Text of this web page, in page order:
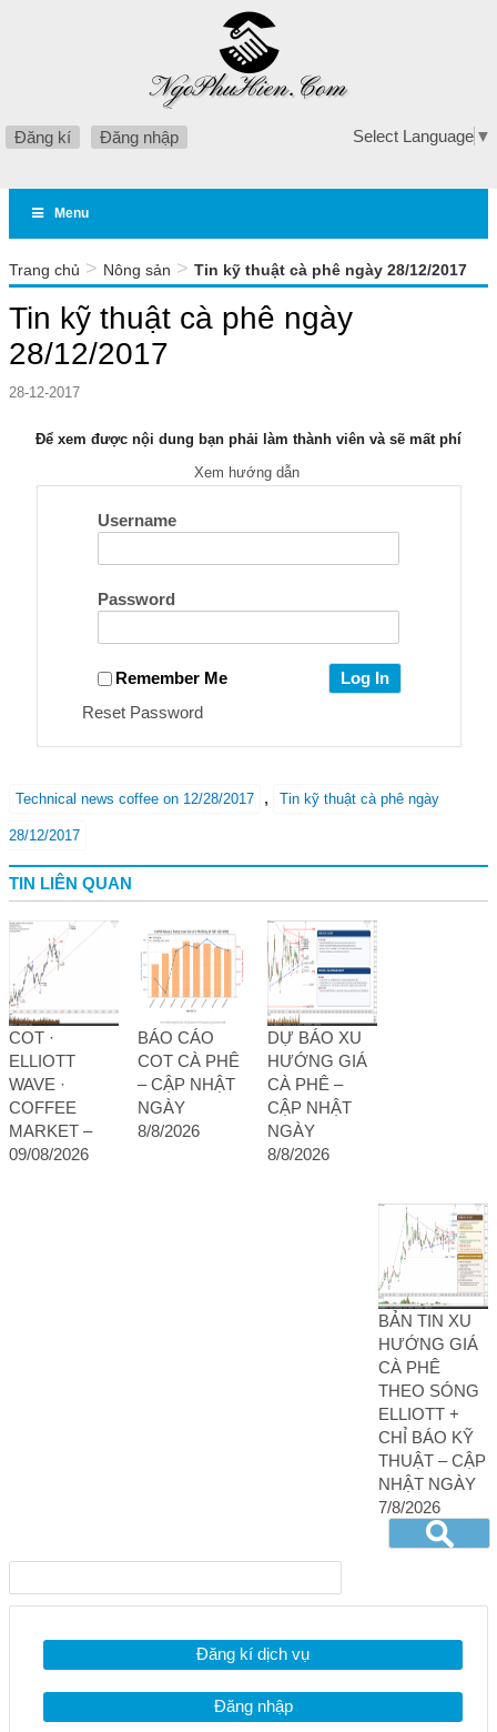
Đăng kí Đăng nhập Select Language ▼
Menu
Trang chủ > Nông sản > Tin kỹ thuật cà phê ngày 28/12/2017
Tin kỹ thuật cà phê ngày
28/12/2017
28-12-2017
Để xem được nội dung bạn phải làm thành viên và sẽ mất phí
Xem hướng dẫn
Username
Password
Remember Me
Reset Password
Technical news coffee on 12/28/2017 , Tin kỹ thuật cà phê ngày
28/12/2017
TIN LIÊN QUAN
COT ·
ELLIOTT
WAVE ·
COFFEE
MARKET –
09/08/2026
BÁO CÁO
COT CÀ PHÊ
– CẬP NHẬT
NGÀY
8/8/2026
DỰ BÁO XU
HƯỚNG GIÁ
CÀ PHÊ –
CẬP NHẬT
NGÀY
8/8/2026
BẢN TIN XU
HƯỚNG GIÁ
CÀ PHÊ
THEO SÓNG
ELLIOTT +
CHỈ BÁO KỸ
THUẬT – CẬP
NHẬT NGÀY
7/8/2026
Đăng kí dịch vụ
Đăng nhập